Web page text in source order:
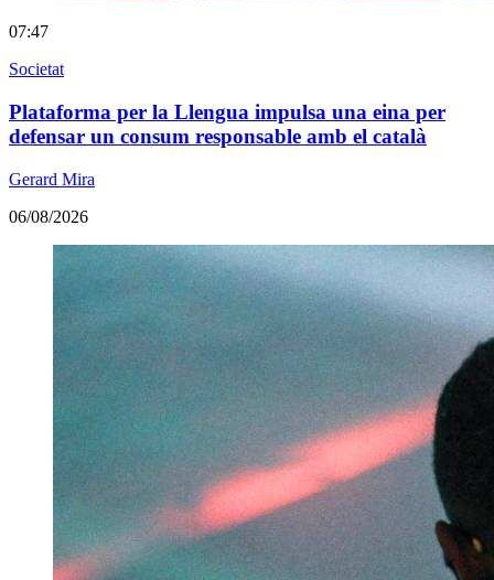
07:47
Societat
Plataforma per la Llengua impulsa una eina per
defensar un consum responsable amb el català
Gerard Mira
06/08/2026